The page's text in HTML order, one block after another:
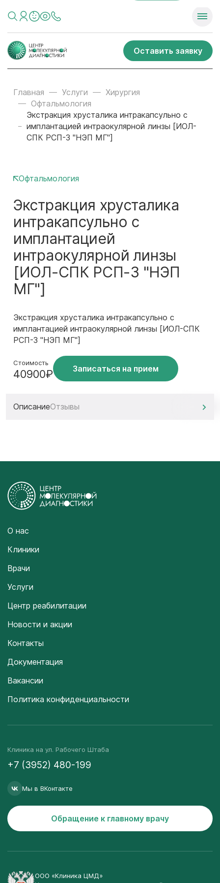
Оставить заявку
Главная Услуги
Хирургия
Офтальмология
Экстракция хрусталика интракапсульно с
имплантацией интраокулярной линзы [ИОЛ-
СПК РСП-3 "НЭП МГ"]
Офтальмология
Экстракция хрусталика
интракапсульно с
имплантацией
интраокулярной линзы
[ИОЛ-СПК РСП-3 "НЭП
МГ"]
Экстракция хрусталика интракапсульно с
имплантацией интраокулярной линзы [ИОЛ-СПК
РСП-3 "НЭП МГ"]
Стоимость
40900₽ Записаться на прием
ОписаниеОтзывы
О нас
Клиники
Врачи
Услуги
Центр реабилитации
Новости и акции
Контакты
Документация
Вакансии
Политика конфиденциальности
Клиника на ул. Рабочего Штаба
+7 (3952) 480-199
Мы в ВКонтакте
Обращение к главному врачу
ООО «Клиника ЦМД»